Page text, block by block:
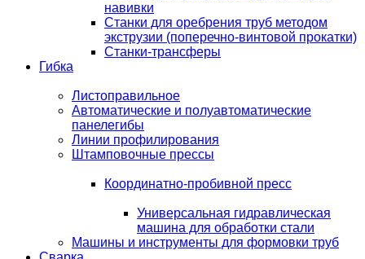
навивки
Станки для оребрения труб методом
экструзии (поперечно-винтовой прокатки)
Станки-трансферы
Гибка
Листоправильное
Автоматические и полуавтоматические
панелегибы
Линии профилирования
Штамповочные прессы
Координатно-пробивной пресс
Универсальная гидравлическая
машина для обработки стали
Машины и инструменты для формовки труб